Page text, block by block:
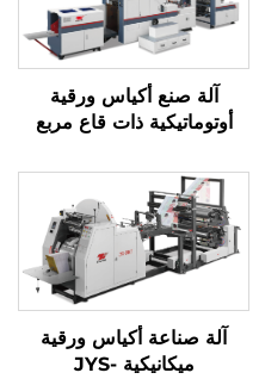
آلة صنع أكياس ورقية
أوتوماتيكية ذات قاع مربع
آلة صناعة أكياس ورقية
ميكانيكية JYS-